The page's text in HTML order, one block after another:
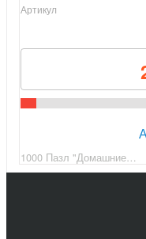
Артикул
1000 Пазл "Домашние…